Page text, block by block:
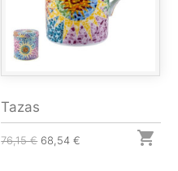
Tazas
76,15 € 68,54 € 